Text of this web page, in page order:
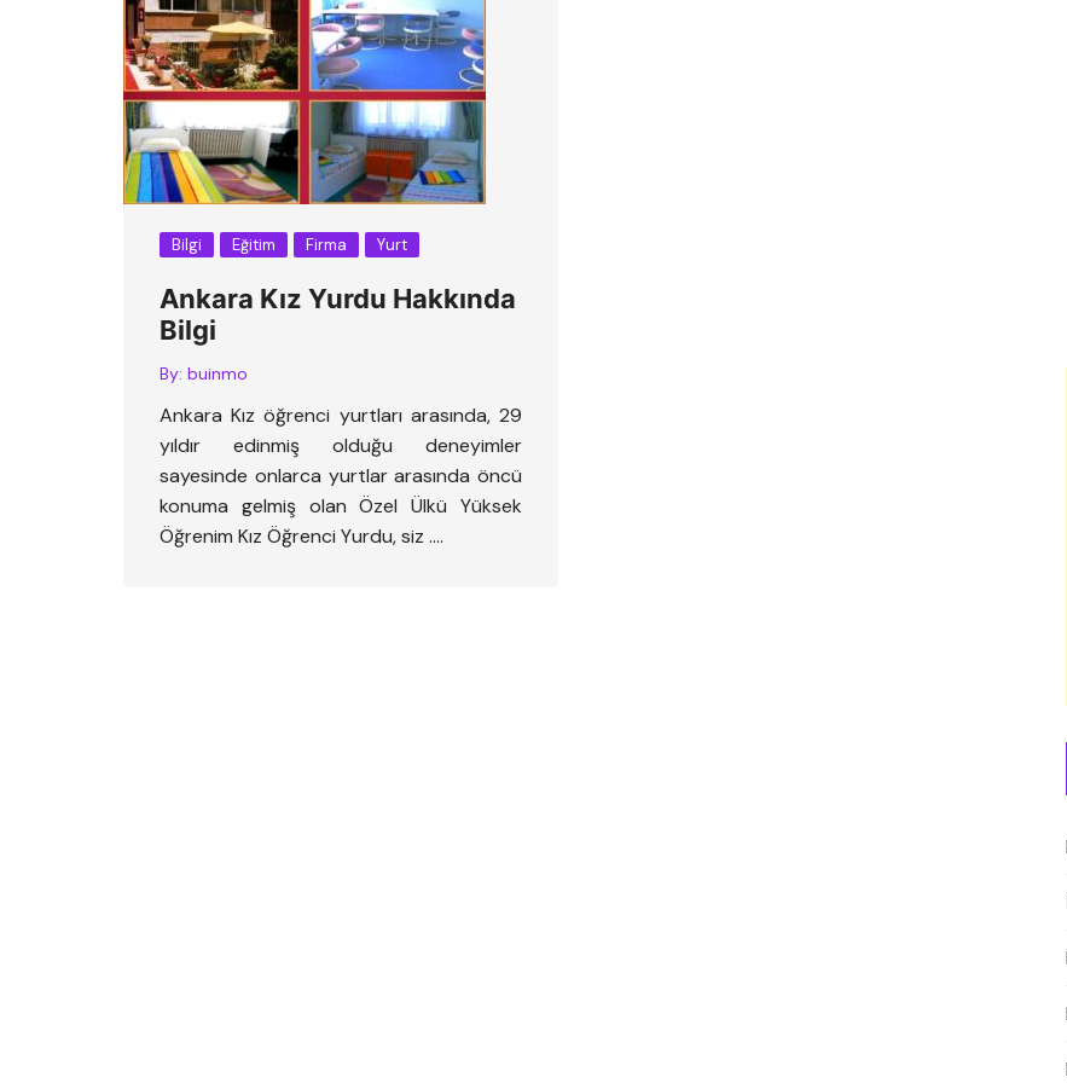
Bilgi Eğitim Firma Yurt
Ankara Kız Yurdu Hakkında
Bilgi
By: buinmo
Ankara Kız öğrenci yurtları arasında, 29
yıldır edinmiş olduğu deneyimler
sayesinde onlarca yurtlar arasında öncü
konuma gelmiş olan Özel Ülkü Yüksek
Öğrenim Kız Öğrenci Yurdu, siz ….